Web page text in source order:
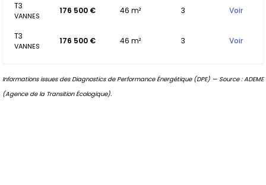
T3
VANNES
176 500 € 46 m² 3 Voir
T3
VANNES
176 500 € 46 m² 3 Voir
Informations issues des Diagnostics de Performance Énergétique (DPE) — Source : ADEME
(Agence de la Transition Écologique).